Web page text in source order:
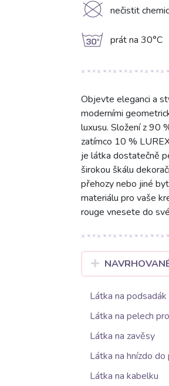
K nečistit
g prát na 30°C
Objevte eleganci a
moderními
luxusu. Složení z 90
zatímco 10 %
je látka dostatečně
širokou škálu
přehozy nebo jiné
materiálu pro vaše
rouge vnesete do
Látka na podsadák
Látka na pelech
Látka na zavěsy
Látka na hnízdo
Látka na kabelku